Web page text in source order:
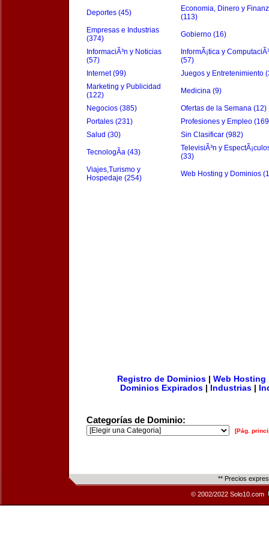
Deportes (45)
Economia, Dinero y
(113)
Empresas e Industrias
(374)
Gobierno (16)
InformaciÃ³n y Noticias
(57)
InformÃ¡tica y
(57)
Internet (99)
Juegos y Entretenimiento
Marketing y Publicidad
(122)
Medicina (9)
Negocios (385)
Ofertas de la Semana (12)
Portales (231)
Profesiones y Empleo
Salud (30)
Sin Clasificar (982)
TecnologÃ­a (43)
TelevisiÃ³n y
(33)
Viajes,Turismo y
Hospedaje (254)
Web Hosting y Dominios
Registro de Dominios| Web Hosting
Dominios Expirados
Industrias
Categorías de Dominio:
[Pág.
** Precios
© 2002/2022 Solo10.com